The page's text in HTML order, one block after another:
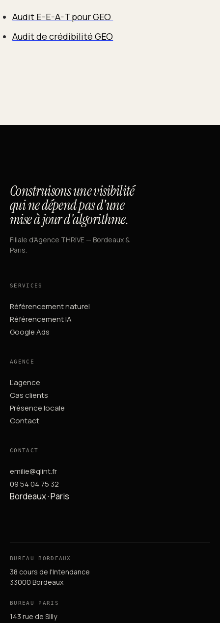
Audit E-E-A-T pour GEO
Audit de crédibilité GEO
Construisons une visibilité
qui ne dépend pas d'une
mise à jour d'algorithme.
Filiale d'Agence THRIVE — Bordeaux &
Paris.
SERVICES
Référencement naturel
Référencement IA
Google Ads
AGENCE
L’agence
Cas clients
Présence locale
Contact
CONTACT
emilie@qlint.fr
09 54 04 75 32
Bordeaux · Paris
BUREAU BORDEAUX
38 cours de l'Intendance
33000 Bordeaux
BUREAU PARIS
143 rue de Silly